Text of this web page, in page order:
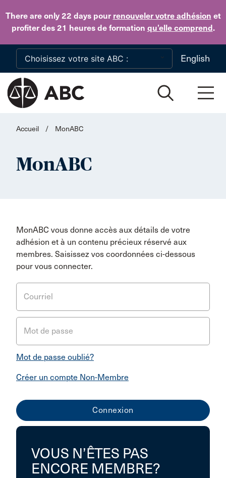
There are only 22 dayspour renouveler votre adhésion et
profiter des 21 heures de formation qu’elle comprend.
Skip to main content
English
Accueil / MonABC
MonABC
MonABC vous donne accès aux détails de votre
adhésion et à un contenu précieux réservé aux
membres. Saisissez vos coordonnées ci-dessous
pour vous connecter.
Courriel
Mot de passe
Mot de passe oublié?
Créer un compte Non-Membre
VOUS N’ÊTES PAS
ENCORE MEMBRE?